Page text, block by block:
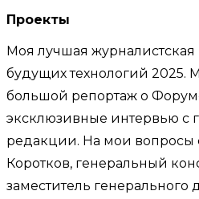
Проекты
Моя лучшая
будущих технологий 2025.
большой репортаж о
эксклюзивные интервью с
редакции. На мои вопросы
Коротков, генеральный
заместитель генерального